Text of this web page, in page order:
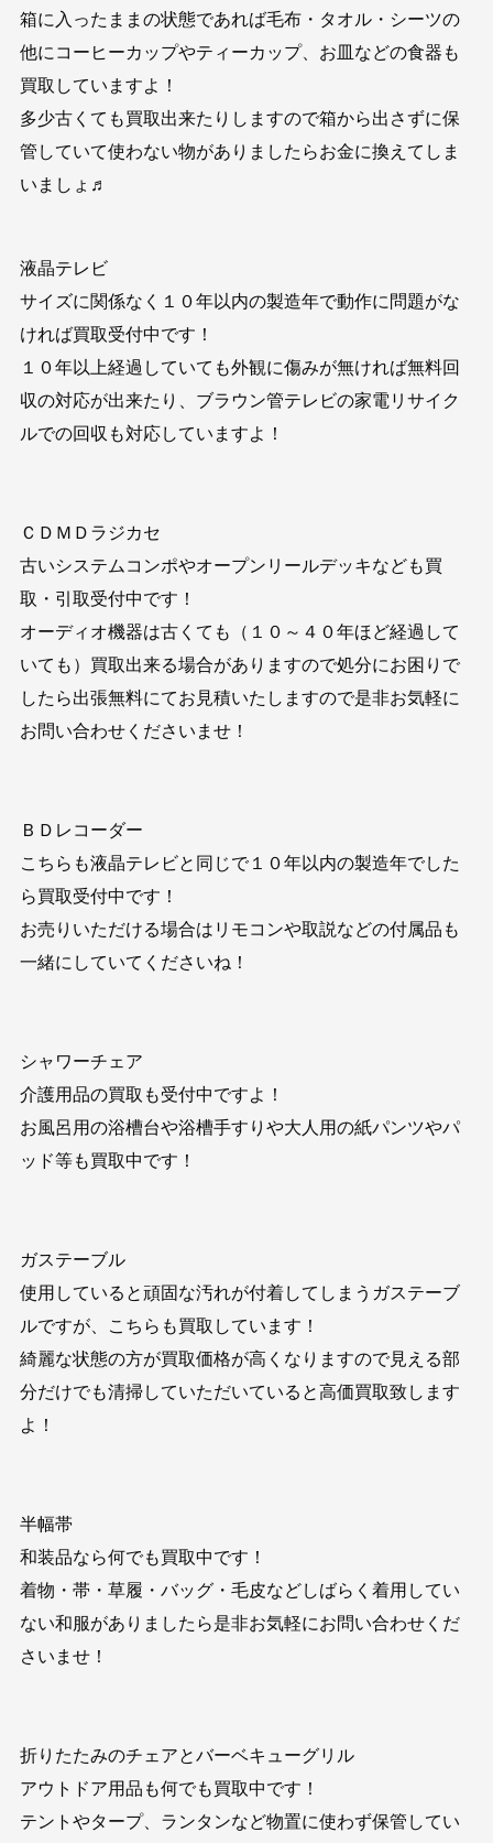
箱に入ったままの状態であれば毛布・タオル・シーツの
他にコーヒーカップやティーカップ、お皿などの食器も
買取していますよ！
多少古くても買取出来たりしますので箱から出さずに保
管していて使わない物がありましたらお金に換えてしま
いましょ♬
液晶テレビ
サイズに関係なく１０年以内の製造年で動作に問題がな
ければ買取受付中です！
１０年以上経過していても外観に傷みが無ければ無料回
収の対応が出来たり、ブラウン管テレビの家電リサイク
ルでの回収も対応していますよ！
ＣＤＭＤラジカセ
古いシステムコンポやオープンリールデッキなども買
取・引取受付中です！
オーディオ機器は古くても（１０～４０年ほど経過して
いても）買取出来る場合がありますので処分にお困りで
したら出張無料にてお見積いたしますので是非お気軽に
お問い合わせくださいませ！
ＢＤレコーダー
こちらも液晶テレビと同じで１０年以内の製造年でした
ら買取受付中です！
お売りいただける場合はリモコンや取説などの付属品も
一緒にしていてくださいね！
シャワーチェア
介護用品の買取も受付中ですよ！
お風呂用の浴槽台や浴槽手すりや大人用の紙パンツやパ
ッド等も買取中です！
ガステーブル
使用していると頑固な汚れが付着してしまうガステーブ
ルですが、こちらも買取しています！
綺麗な状態の方が買取価格が高くなりますので見える部
分だけでも清掃していただいていると高価買取致します
よ！
半幅帯
和装品なら何でも買取中です！
着物・帯・草履・バッグ・毛皮などしばらく着用してい
ない和服がありましたら是非お気軽にお問い合わせくだ
さいませ！
折りたたみのチェアとバーベキューグリル
アウトドア用品も何でも買取中です！
テントやタープ、ランタンなど物置に使わず保管してい